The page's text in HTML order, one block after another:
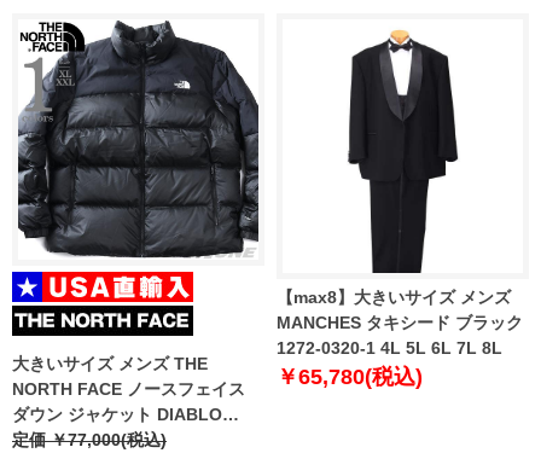
大きいサイズ メンズ THE
NORTH FACE ノースフェイス
ダウン ジャケット DIABLO
DOWN 2.0 JACKET USA直輸入
定価 ￥77,000(税込)
【max8】大きいサイズ メンズ
MANCHES タキシード ブラック
1272-0320-1 4L 5L 6L 7L 8L
￥65,780(税込)